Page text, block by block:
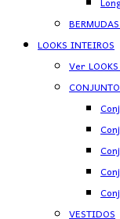
LOOKS INTEIROS
Ver
VESTIDOS